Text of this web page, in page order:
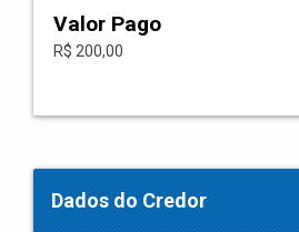
Valor Pago
R$ 200,00
Dados do Credor